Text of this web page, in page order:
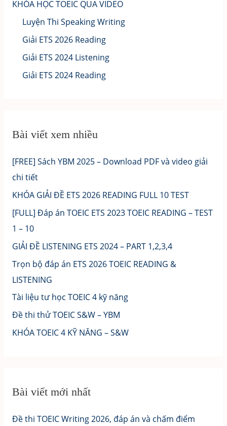
KHÓA HỌC TOEIC QUA VIDEO
Luyện Thi Speaking Writing
Giải ETS 2026 Reading
Giải ETS 2024 Listening
Giải ETS 2024 Reading
Bài viết xem nhiều
[FREE] Sách YBM 2025 – Download PDF và video giải
chi tiết
KHÓA GIẢI ĐỀ ETS 2026 READING FULL 10 TEST
[FULL] Đáp án TOEIC ETS 2023 TOEIC READING – TEST
1 – 10
GIẢI ĐỀ LISTENING ETS 2024 – PART 1,2,3,4
Trọn bộ đáp án ETS 2026 TOEIC READING &
LISTENING
Tài liệu tư học TOEIC 4 kỹ năng
Đề thi thử TOEIC S&W – YBM
KHÓA TOEIC 4 KỸ NĂNG – S&W
Bài viết mới nhất
Đề thi TOEIC Writing 2026, đáp án và chấm điểm